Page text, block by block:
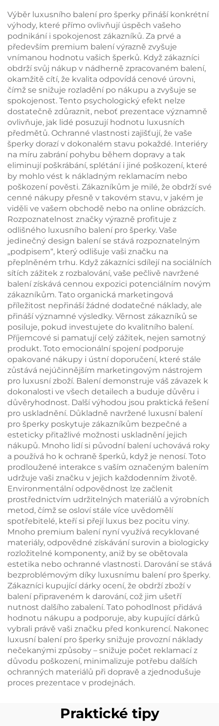
objednávky (MOQ),
minimalistická
lepenková krabička na
šperky pro dárkové i
prodejní účely,
připraveno k odeslání
pro balení
náhrdelníků, prstenů,
náušnic a náramků
Výběr luxusního balení pro šperky přináší konkrétní
výhody, které přímo ovlivňují úspěch vašeho
podnikání i spokojenost zákazníků. Za prvé a
především premium balení výrazně zvyšuje
vnímanou hodnotu vašich šperků. Když zákazníci
obdrží svůj nákup v nádherně zpracovaném balení,
okamžitě cítí, že kvalita odpovídá cenové úrovni,
čímž se snižuje rozladění po nákupu a zvyšuje se
spokojenost. Tento psychologický efekt nelze
dostatečně zdůraznit, neboť prezentace významně
ovlivňuje, jak lidé posuzují hodnotu luxusních
předmětů. Ochranné vlastnosti zajišťují, že vaše
šperky dorazí v dokonalém stavu pokaždé. Interiéry
na míru zabrání pohybu během dopravy a tak
eliminují poškrábání, splétání i jiné poškození, které
by mohlo vést k nákladným reklamacím nebo
poškození pověsti. Zákazníkům je milé, že obdrží své
cenné nákupy přesně v takovém stavu, v jakém je
viděli ve vašem obchodě nebo na online obrázcích.
Rozpoznatelnost značky výrazně profituje z
odlišného luxusního balení pro šperky. Vaše
jedinečný design balení se stává rozpoznatelným
„podpisem“, který odlišuje vaši značku na
přeplněném trhu. Když zákazníci sdílejí na sociálních
sítích zážitek z rozbalování, vaše pečlivě navržené
balení získává cennou expozici potenciálním novým
zákazníkům. Tato organická marketingová
příležitost nepřináší žádné dodatečné náklady, ale
přináší významné výsledky. Věrnost zákazníků se
posiluje, pokud investujete do kvalitního balení.
Příjemcové si pamatují celý zážitek, nejen samotný
produkt. Toto emocionální spojení podporuje
opakované nákupy i ústní doporučení, které stále
zůstává nejúčinnějším marketingovým nástrojem
pro luxusní zboží. Balení demonstruje váš závazek k
dokonalosti ve všech detailech a buduje důvěru i
důvěryhodnost. Další výhodou jsou praktická řešení
pro uskladnění. Důkladně navržené luxusní balení
pro šperky poskytuje zákazníkům bezpečné a
esteticky přitažlivé možnosti uskladnění jejich
nákupů. Mnoho lidí si původní balení uchovává roky
a používá ho k ochraně šperků, když je nenosí. Toto
prodloužené interakce s vaším označeným balením
udržuje vaši značku v jejich každodenním životě.
Environmentální odpovědnost lze začlenit
prostřednictvím udržitelných materiálů a výrobních
metod, čímž se osloví stále více uvědomělí
spotřebitelé, kteří si přejí luxus bez pocitu viny.
Mnoho premium balení nyní využívá recyklované
materiály, odpovědné získávání surovin a biologicky
rozložitelné komponenty, aniž by se obětovala
estetika nebo ochranné vlastnosti. Darování se stává
bezproblémovým díky luxusnímu balení pro šperky.
Zákazníci kupující dárky ocení, že obdrží zboží v
balení připraveném k darování, což jim ušetří
nutnost dalšího zabalení. Tato pohodlnost přidává
hodnotu nákupu a podporuje, aby kupující dárků
vybrali právě vaši značku před konkurencí. Nakonec
luxusní balení pro šperky snižuje provozní náklady
nečekanými způsoby – snižuje počet reklamací z
důvodu poškození, minimalizuje potřebu dalších
ochranných materiálů při dopravě a zjednodušuje
proces prezentace v prodejnách.
Praktické tipy